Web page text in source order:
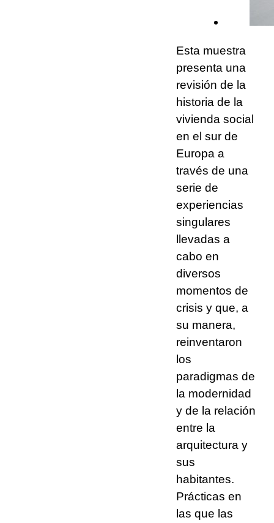
Esta muestra
presenta una
revisión de la
historia de la
vivienda social
en el sur de
Europa a
través de una
serie de
experiencias
singulares
llevadas a
cabo en
diversos
momentos de
crisis y que, a
su manera,
reinventaron
los
paradigmas de
la modernidad
y de la relación
entre la
arquitectura y
sus
habitantes.
Prácticas en
las que las